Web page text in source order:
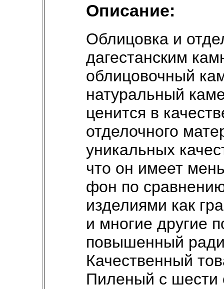
Описание:
Облицовка и
дагестанским
облицовочный
натуральный
ценится в
отделочного
уникальных
что он имеет
фон по
изделиями как
и многие другие
повышенный
Качественный
Пиленый с шести